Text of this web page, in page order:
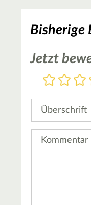
Bisherige
Jetzt
3
2
1
Überschrift